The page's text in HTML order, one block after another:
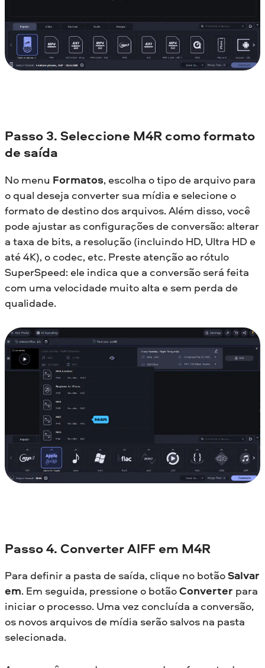
Passo 3. Seleccione M4R como formato
de saída
No menu Formatos, escolha o tipo de arquivo para
o qual deseja converter sua mídia e selecione o
formato de destino dos arquivos. Além disso, você
pode ajustar as configurações de conversão: alterar
a taxa de bits, a resolução (incluindo HD, Ultra HD e
até 4K), o codec, etc. Preste atenção ao rótulo
SuperSpeed: ele indica que a conversão será feita
com uma velocidade muito alta e sem perda de
qualidade.
Passo 4. Converter AIFF em M4R
Para definir a pasta de saída, clique no botãoSalvar
em. Em seguida, pressione o botãoConverter para
iniciar o processo. Uma vez concluída a conversão,
os novos arquivos de mídia serão salvos na pasta
selecionada.